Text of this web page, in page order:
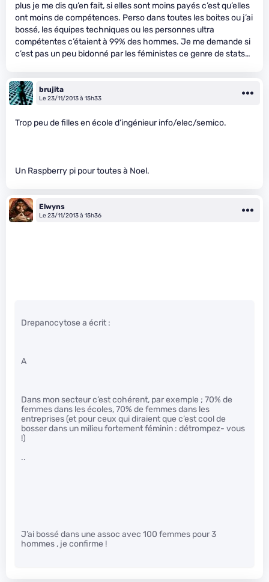
plus je me dis qu’en fait, si elles sont moins payés c’est qu’elles
ont moins de compétences. Perso dans toutes les boites ou j’ai
bossé, les équipes techniques ou les personnes ultra
compétentes c’étaient à 99% des hommes. Je me demande si
c’est pas un peu bidonné par les féministes ce genre de stats…
brujita
Le 23/11/2013 à 15h33
Trop peu de filles en école d’ingénieur info/elec/semico.
Un Raspberry pi pour toutes à Noel.
Elwyns
Le 23/11/2013 à 15h36
Drepanocytose a écrit :
A
Dans mon secteur c’est cohérent, par exemple ; 70% de
femmes dans les écoles, 70% de femmes dans les
entreprises (et pour ceux qui diraient que c’est cool de
bosser dans un milieu fortement féminin : détrompez- vous
!)
..
J’ai bossé dans une assoc avec 100 femmes pour 3
hommes , je confirme !